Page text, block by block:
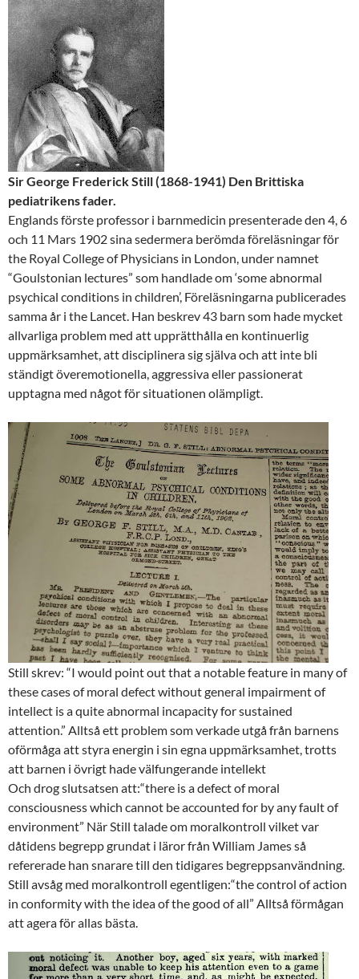
Sir George Frederick Still (1868-1941) Den Brittiska
pediatrikens fader.
Englands förste professor i barnmedicin presenterade den 4, 6
och 11 Mars 1902 sina sedermera berömda föreläsningar för
the Royal College of Physicians in London, under namnet
“Goulstonian lectures” som handlade om ‘some abnormal
psychical conditions in children’, Föreläsningarna publicerades
samma år i the Lancet. Han beskrev 43 barn som hade mycket
allvarliga problem med att upprätthålla en kontinuerlig
uppmärksamhet, att disciplinera sig själva och att inte bli
ständigt överemotionella, aggressiva eller passionerat
upptagna med något för situationen olämpligt.
Still skrev: “I would point out that a notable feature in many of
these cases of moral defect without general impairment of
intellect is a quite abnormal incapacity for sustained
attention.” Alltså ett problem som verkade utgå från barnens
oförmåga att styra energin i sin egna uppmärksamhet, trotts
att barnen i övrigt hade välfungerande intellekt
Och drog slutsatsen att:“there is a defect of moral
consciousness which cannot be accounted for by any fault of
environment” När Still talade om moralkontroll vilket var
dåtidens begrepp grundat i läror från William James så
refererade han snarare till den tidigares begreppsanvändning.
Still avsåg med moralkontroll egentligen:“the control of action
in conformity with the idea of the good of all” Alltså förmågan
att agera för allas bästa.